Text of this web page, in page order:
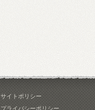
サイトポリシー
プライバシーポリシー